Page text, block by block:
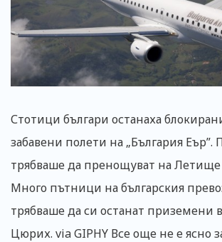
Стотици българи останаха
забавени полети на „България Еър”.
трябваше да пренощуват на Летище
Много пътници на българския
трябваше да си останат приземени
Цюрих. via GIPHY Все още не е ясно